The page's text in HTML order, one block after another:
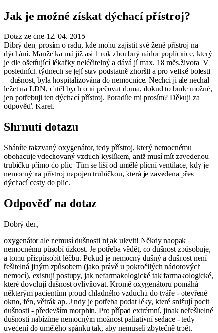
Jak je možné získat dýchací přístroj?
Dotaz ze dne 12. 04. 2015
Dibrý den, prosím o radu, kde mohu zajistit své ženě přístroj na
dýchání. Manželka má již asi 1 rok zhoubný nádor poplícnice, který
je dle ošetřující lékařky neléčitelný a dává jí max. 18 měs.života. V
posledních týdnech se její stav podstatně zhoršil a pro veliké bolesti
+ dušnost, byla hospitalizována do nemocnice. Nechci ji ale nechal
ležet na LDN, chtěl bych o ni pečovat doma, dokud to bude možné,
jen potřebuji ten dýchací přístroj. Poradíte mi prosím? Děkuji za
odpověď. Karel.
Shrnutí dotazu
Sháníte takzvaný oxygenátor, tedy přístroj, který nemocnému
obohacuje vdechovaný vzduch kyslíkem, aniž musí mít zavedenou
trubičku přímo do plic. Tím se liší od umělé plicní ventilace, kdy je
nemocný na přístroj napojen trubičkou, která je zavedena přes
dýchací cesty do plic.
Odpověď na dotaz
Dobrý den,
oxygenátor ale nemusí dušnosti nijak ulevit! Někdy naopak
nemocnému působí úzkost. Je potřeba vědět, co dušnost způsobuje,
a tomu přizpůsobit léčbu. Pokud je nemocný dušný a dušnost není
řešitelná jiným způsobem (jako právě u pokročilých nádorových
nemocí), existují postupy, jak nefarmakologické tak farmakologické,
které dovolují dušnost ovlivňovat. Kromě oxygenátoru pomáhá
některým pacientům proud chladného vzduchu do tváře - otevřené
okno, fén, větrák ap. Jindy je potřeba podat léky, které snižují pocit
dušnosti - především morphin. Pro případ extrémní, jinak neřešitelné
dušnosti nabízíme nemocným možnost paliativní sedace - tedy
uvedení do umělého spánku tak, aby nemuseli zbytečně trpět.